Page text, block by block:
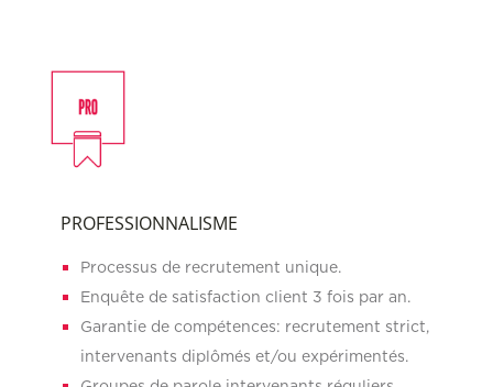
PROFESSIONNALISME
Processus de recrutement unique.
Enquête de satisfaction client 3 fois par an.
Garantie de compétences: recrutement strict,
intervenants diplômés et/ou expérimentés.